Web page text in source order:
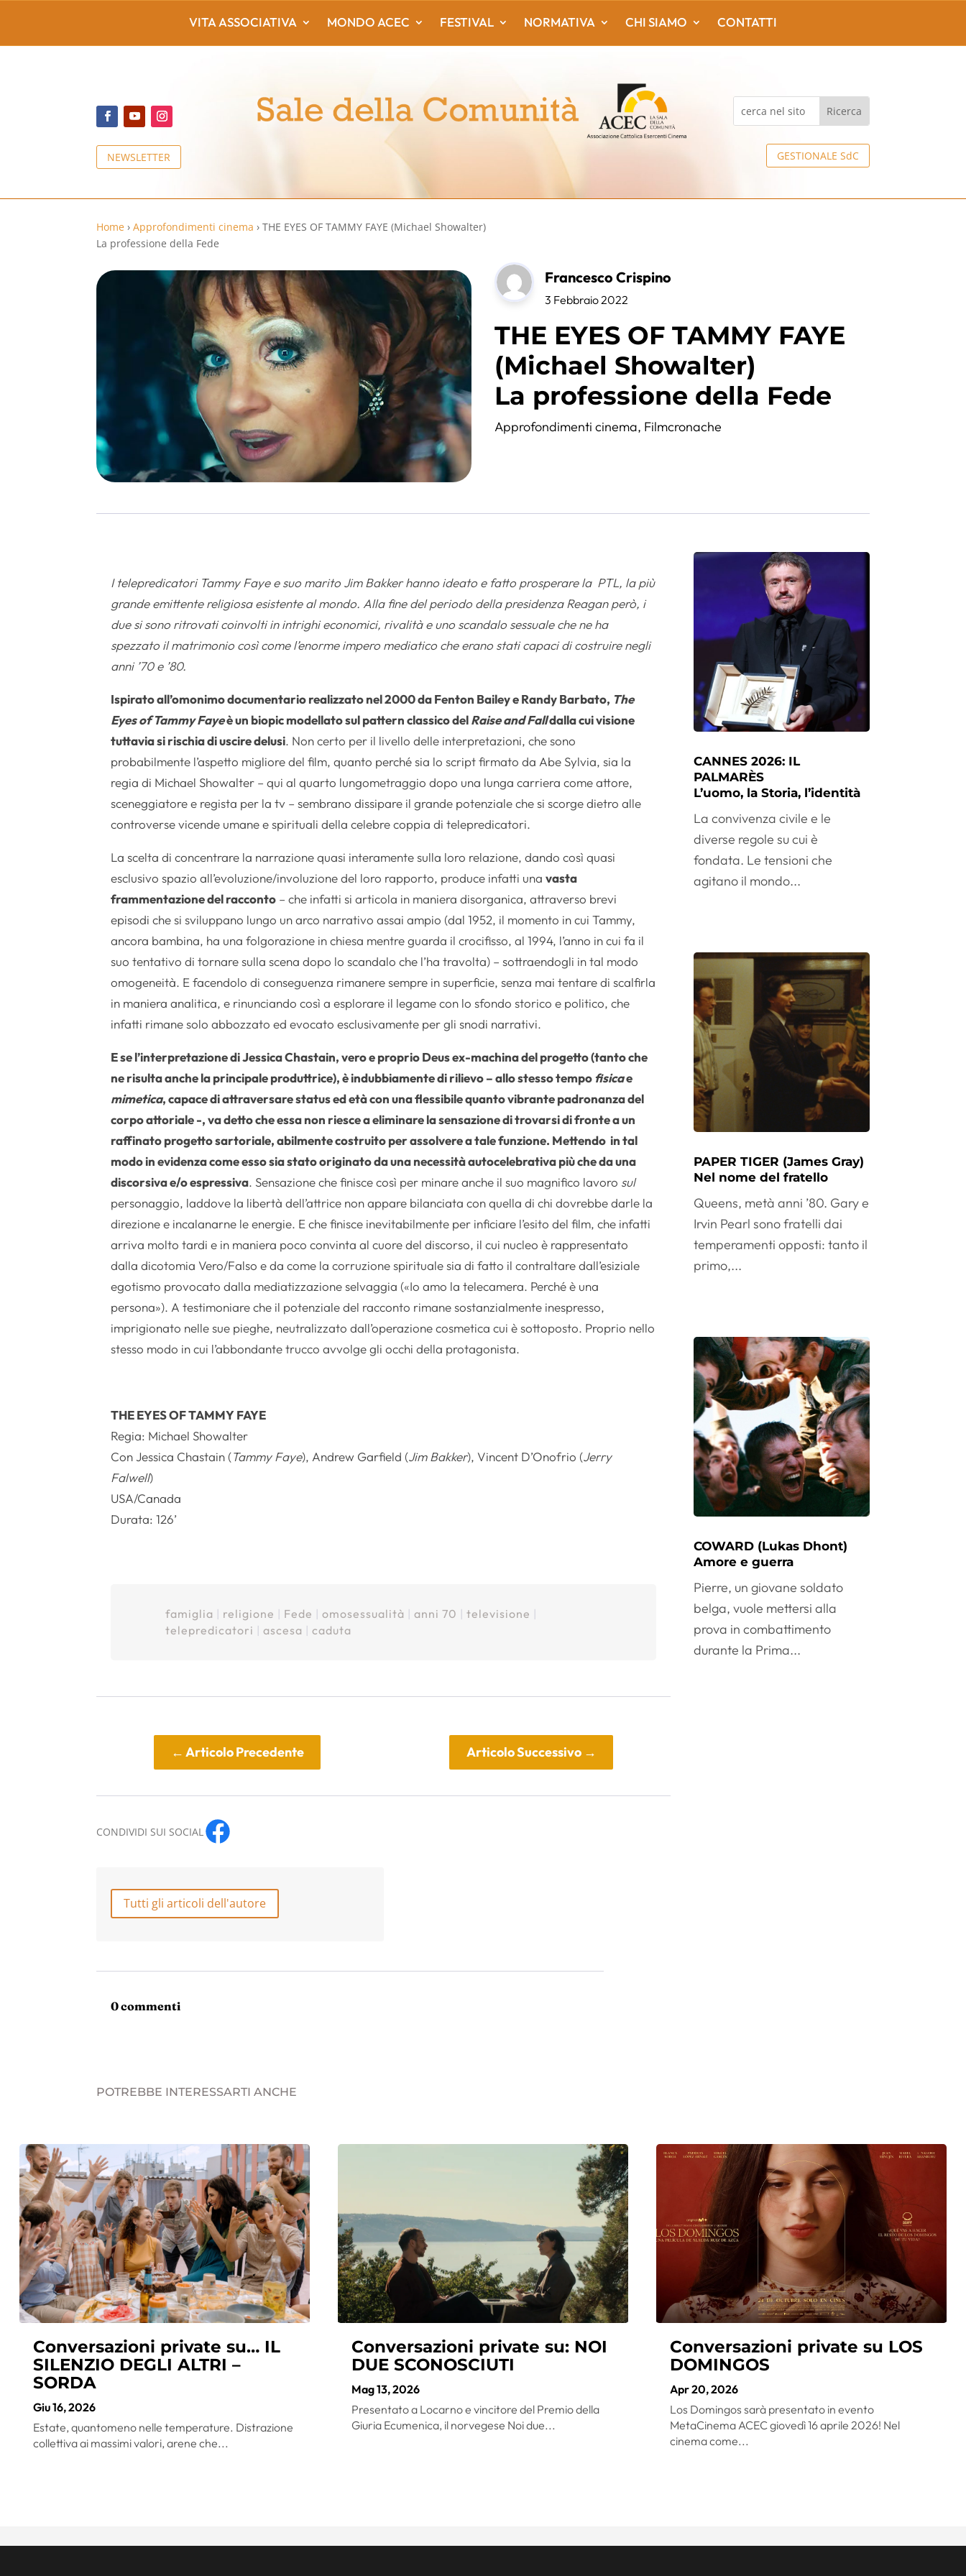
NEWSLETTER GESTIONALE SdC
VITA ASSOCIATIVA MONDO ACEC FESTIVAL NORMATIVA CHI SIAMO CONTATTI
Home › Approfondimenti cinema › THE EYES OF TAMMY FAYE (Michael Showalter)
La professione della Fede
Francesco Crispino
3 Febbraio 2022
THE EYES OF TAMMY FAYE
(Michael Showalter)
La professione della Fede
Approfondimenti cinema, Filmcronache
I telepredicatori Tammy Faye e suo marito Jim Bakker hanno ideato e fatto prosperare la PTL, la più
grande emittente religiosa esistente al mondo. Alla fine del periodo della presidenza Reagan però, i
due si sono ritrovati coinvolti in intrighi economici, rivalità e uno scandalo sessuale che ne ha
spezzato il matrimonio così come l’enorme impero mediatico che erano stati capaci di costruire negli
anni ’70 e ’80.
Ispirato all’omonimo documentario realizzato nel 2000 da Fenton Bailey e Randy Barbato, The
Eyes of Tammy Fayeè un biopic modellato sul pattern classico delRaise and Falldalla cui visione
tuttavia si rischia di uscire delusi. Non certo per il livello delle interpretazioni, che sono
probabilmente l’aspetto migliore del film, quanto perché sia lo script firmato da Abe Sylvia, sia la
regia di Michael Showalter – qui al quarto lungometraggio dopo una lunga carriera come attore,
sceneggiatore e regista per la tv – sembrano dissipare il grande potenziale che si scorge dietro alle
controverse vicende umane e spirituali della celebre coppia di telepredicatori.
La scelta di concentrare la narrazione quasi interamente sulla loro relazione, dando così quasi
esclusivo spazio all’evoluzione/involuzione del loro rapporto, produce infatti unavasta
frammentazione del racconto – che infatti si articola in maniera disorganica, attraverso brevi
episodi che si sviluppano lungo un arco narrativo assai ampio (dal 1952, il momento in cui Tammy,
ancora bambina, ha una folgorazione in chiesa mentre guarda il crocifisso, al 1994, l’anno in cui fa il
suo tentativo di tornare sulla scena dopo lo scandalo che l’ha travolta) – sottraendogli in tal modo
omogeneità. E facendolo di conseguenza rimanere sempre in superficie, senza mai tentare di scalfirla
in maniera analitica, e rinunciando così a esplorare il legame con lo sfondo storico e politico, che
infatti rimane solo abbozzato ed evocato esclusivamente per gli snodi narrativi.
E se l’interpretazione di Jessica Chastain, vero e proprio Deus ex-machina del progetto (tanto che
ne risulta anche la principale produttrice), è indubbiamente di rilievo – allo stesso tempofisicae
mimetica, capace di attraversare status ed età con una flessibile quanto vibrante padronanza del
corpo attoriale -, va detto che essa non riesce a eliminare la sensazione di trovarsi di fronte a un
raffinato progetto sartoriale, abilmente costruito per assolvere a tale funzione. Mettendo in tal
modo in evidenza come esso sia stato originato da una necessità autocelebrativa più che da una
discorsiva e/o espressiva. Sensazione che finisce così per minare anche il suo magnifico lavoro sul
personaggio, laddove la libertà dell’attrice non appare bilanciata con quella di chi dovrebbe darle la
direzione e incalanarne le energie. E che finisce inevitabilmente per inficiare l’esito del film, che infatti
arriva molto tardi e in maniera poco convinta al cuore del discorso, il cui nucleo è rappresentato
dalla dicotomia Vero/Falso e da come la corruzione spirituale sia di fatto il contraltare dall’esiziale
egotismo provocato dalla mediatizzazione selvaggia («Io amo la telecamera. Perché è una
persona»). A testimoniare che il potenziale del racconto rimane sostanzialmente inespresso,
imprigionato nelle sue pieghe, neutralizzato dall’operazione cosmetica cui è sottoposto. Proprio nello
stesso modo in cui l’abbondante trucco avvolge gli occhi della protagonista.
THE EYES OF TAMMY FAYE
Regia: Michael Showalter
Con Jessica Chastain (Tammy Faye), Andrew Garfield (Jim Bakker), Vincent D’Onofrio (Jerry
Falwell)
USA/Canada
Durata: 126’
famiglia | religione | Fede |omosessualità |anni 70 |televisione |
telepredicatori |ascesa |caduta
← Articolo Precedente Articolo Successivo→
CONDIVIDI SUI SOCIAL
Tutti gli articoli dell'autore
CANNES 2026: IL
PALMARÈS
L’uomo, la Storia, l’identità
La convivenza civile e le
diverse regole su cui è
fondata. Le tensioni che
agitano il mondo...
PAPER TIGER (James Gray)
Nel nome del fratello
Queens, metà anni ’80. Gary e
Irvin Pearl sono fratelli dai
temperamenti opposti: tanto il
primo,...
COWARD (Lukas Dhont)
Amore e guerra
Pierre, un giovane soldato
belga, vuole mettersi alla
prova in combattimento
durante la Prima...
0 commenti
POTREBBE INTERESSARTI ANCHE
Conversazioni private su… IL
SILENZIO DEGLI ALTRI –
SORDA
Giu 16, 2026
Estate, quantomeno nelle temperature. Distrazione
collettiva ai massimi valori, arene che...
Conversazioni private su: NOI
DUE SCONOSCIUTI
Mag 13, 2026
Presentato a Locarno e vincitore del Premio della
Giuria Ecumenica, il norvegese Noi due...
Conversazioni private su LOS
DOMINGOS
Apr 20, 2026
Los Domingos sarà presentato in evento
MetaCinema ACEC giovedì 16 aprile 2026! Nel
cinema come...